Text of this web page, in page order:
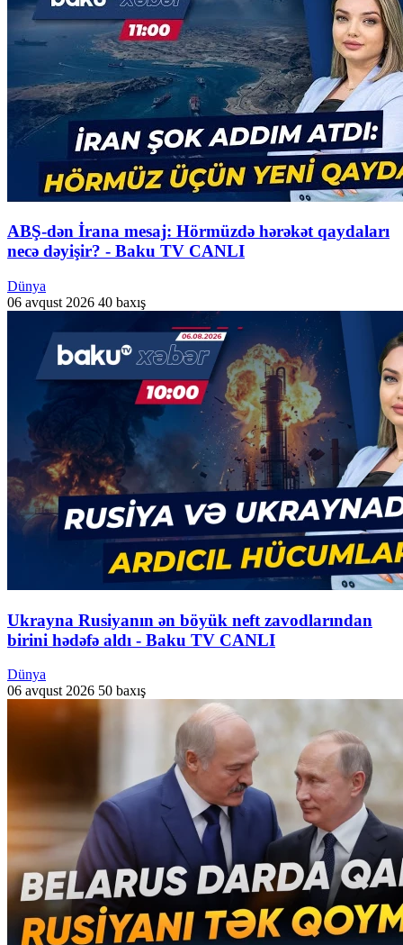
ABŞ-dən İrana mesaj: Hörmüzdə hərəkət qaydaları
necə dəyişir? - Baku TV CANLI
Dünya
06 avqust 2026 40 baxış
Ukrayna Rusiyanın ən böyük neft zavodlarından
birini hədəfə aldı - Baku TV CANLI
Dünya
06 avqust 2026 50 baxış